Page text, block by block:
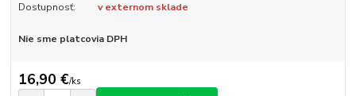
Dostupnosť: v externom sklade
Nie sme platcovia DPH
16,90 €/ks